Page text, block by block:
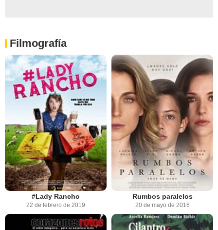
Filmografía
#Lady Rancho
22 de febrero de 2019
Rumbos paralelos
20 de mayo de 2016